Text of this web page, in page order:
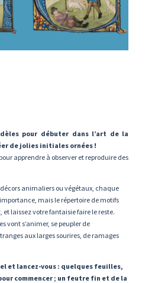
pour débuter dans l’art de la
de jolies initiales ornées !
apprendre à observer et reproduire des
animaliers ou végétaux, chaque
mais le répertoire de motifs
et laissez votre fantaisie faire le reste.
vont s’animer, se peupler de
aux larges sourires, de ramages
et lancez-vous : quelques feuilles,
commencer ; un feutre fin et de la